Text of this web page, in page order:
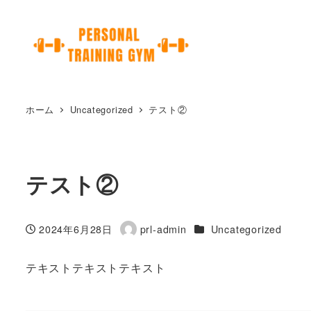
ホーム Uncategorized テスト②
テスト②
投稿日
2024年6月28日
著
prl-admin カテゴリー
Uncategorized
テキストテキストテキスト